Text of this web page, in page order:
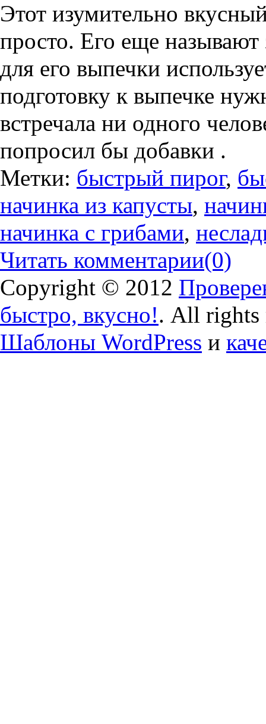
Этот изумительно
просто. Его еще
для его выпечки
подготовку к выпечке
встречала ни одного
попросил бы добавки .
Метки: быстрый пирог,
начинка из капусты,
начинка с грибами,
Читать комментарии(0)
Copyright © 2012
быстро, вкусно!. All rights
Шаблоны WordPress и